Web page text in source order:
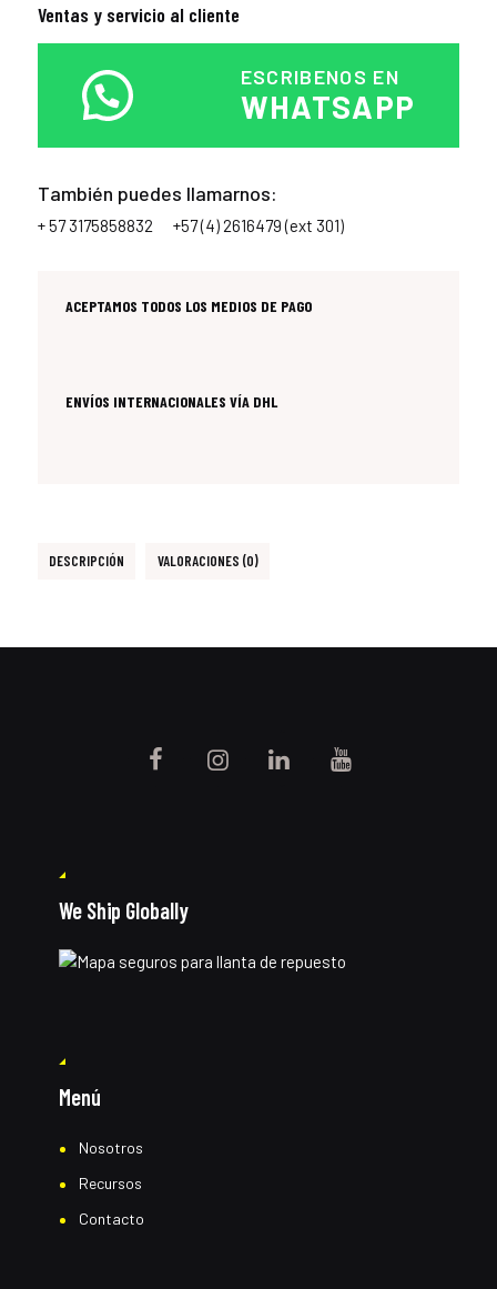
Ventas y servicio al cliente
ESCRIBENOS EN
WHATSAPP
También puedes llamarnos:
+ 57 3175858832 +57 (4) 2616479 (ext 301)
ACEPTAMOS TODOS LOS MEDIOS DE PAGO
ENVÍOS INTERNACIONALES VÍA DHL
DESCRIPCIÓN VALORACIONES (0)
We Ship Globally
Menú
Nosotros
Recursos
Contacto